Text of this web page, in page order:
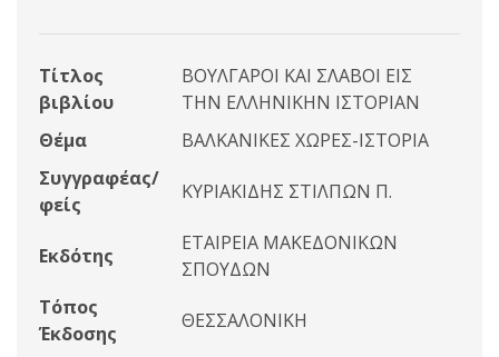
Τίτλος
βιβλίου
ΒΟΥΛΓΑΡΟΙ ΚΑΙ ΣΛΑΒΟΙ ΕΙΣ
ΤΗΝ ΕΛΛΗΝΙΚΗΝ ΙΣΤΟΡΙΑΝ
Θέμα
ΒΑΛΚΑΝΙΚΕΣ ΧΩΡΕΣ-ΙΣΤΟΡΙΑ
Συγγραφέας/
φείς
ΚΥΡΙΑΚΙΔΗΣ ΣΤΙΛΠΩΝ Π.
Εκδότης
ΕΤΑΙΡΕΙΑ ΜΑΚΕΔΟΝΙΚΩΝ
ΣΠΟΥΔΩΝ
Τόπος
Έκδοσης
ΘΕΣΣΑΛΟΝΙΚΗ